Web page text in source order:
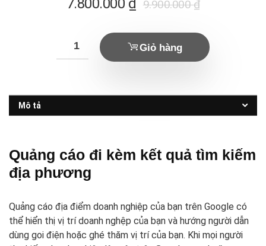
9.900.000₫
là:
9.900.000 ₫.
7.800.000 ₫
Giỏ hàng
Mô tả
Quảng cáo đi kèm kết quả tìm kiếm
địa phương
Quảng cáo địa điểm doanh nghiệp của bạn trên Google có
thể hiển thị vị trí doanh nghệp của bạn và hướng người dẫn
dùng goi điện hoặc ghé thăm vị trí của bạn. Khi mọi người